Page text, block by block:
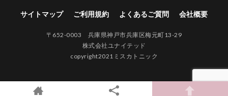
サイトマップ ご利用規約 よくあるご質問 会社概要
〒652-0003 兵庫県神戸市兵庫区梅元町13-29
株式会社ユナイテッド
copyright2021ミスカトニック